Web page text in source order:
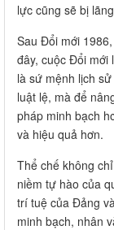
lực cũng sẽ bị
Sau Đổi mới
đây, cuộc Đổi mới
là sứ mệnh lịch
luật lệ, mà để
pháp minh bạch
và hiệu quả hơn.
Thể chế không
niềm tự hào của
trí tuệ của Đảng
minh bạch, nhân